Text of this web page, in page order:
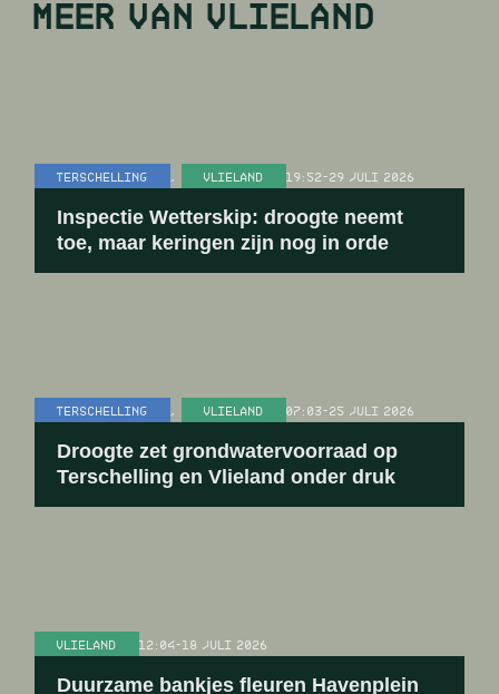
MEER VANVLIELAND
TERSCHELLING , VLIELAND 19:52-29 JULI 2026
Inspectie Wetterskip: droogte neemt
toe, maar keringen zijn nog in orde
TERSCHELLING , VLIELAND 07:03-25 JULI 2026
Droogte zet grondwatervoorraad op
Terschelling en Vlieland onder druk
VLIELAND 12:04-18 JULI 2026
Duurzame bankjes fleuren Havenplein